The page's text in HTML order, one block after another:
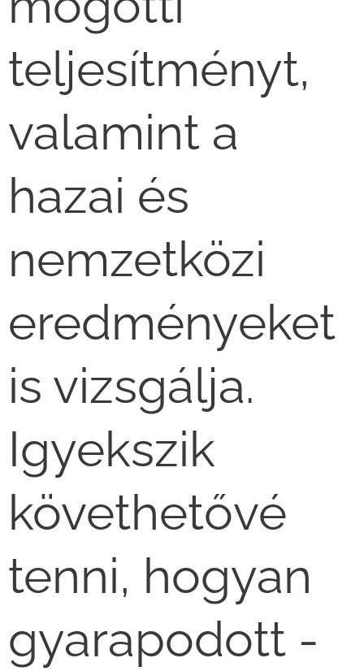
teljesítményt,
valamint a
hazai és
nemzetközi
eredményeket
is vizsgálja.
Igyekszik
követhetővé
tenni, hogyan
gyarapodott -